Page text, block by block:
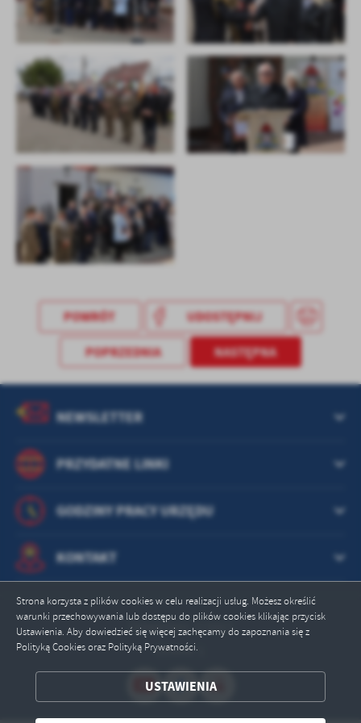
Strona korzysta z plików cookies w celu realizacji usług. Możesz określić
warunki przechowywania lub dostępu do plików cookies klikając przycisk
Ustawienia. Aby dowiedzieć się więcej zachęcamy do zapoznania się z
Polityką Cookies oraz Polityką Prywatności.
USTAWIENIA
treści w postaci wiadomości, ofert, komunikatów mediów
społecznościowych.
ZAPISZ WYBRANE
POWRÓT UDOSTĘPNIJ
POPRZEDNIA NASTĘPNA
PRZYDATNE LINKI
NEWSLETTER
GODZINY PRACY URZĘDU
KONTAKT
Odwiedzin: 315663
Online: 1